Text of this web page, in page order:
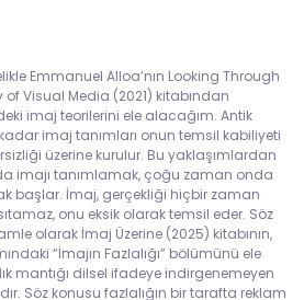
Emmanuel Alloa’nın Looking Through
Visual Media (2021) kitabından
imaj teorilerini ele alacağım. Antik
imaj tanımları onun temsil kabiliyeti
üzerine kurulur. Bu yaklaşımlardan
imajı tanımlamak, çoğu zaman onda
başlar. İmaj, gerçekliği hiçbir zaman
onu eksik olarak temsil eder. Söz
olarak İmaj Üzerine (2025) kitabının,
“İmajın Fazlalığı” bölümünü ele
mantığı dilsel ifadeye indirgenemeyen
Söz konusu fazlalığın bir tarafta reklam